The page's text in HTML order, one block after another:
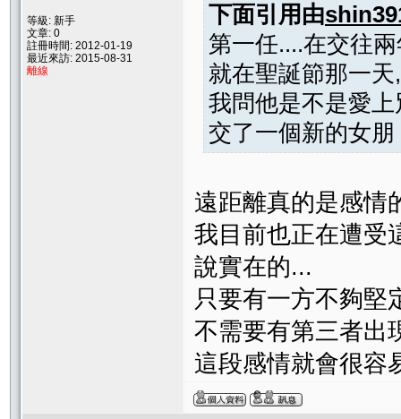
等級: 新手
文章: 0
註冊時間: 2012-01-19
最近來訪: 2015-08-31
離線
下面引用由
第一任....在交往
就在聖誕節那一
我問他是不是愛
交了一個新的女
遠距離真的是感情
我目前也正在遭受
說實在的...
只要有一方不夠堅
不需要有第三者出
這段感情就會很容